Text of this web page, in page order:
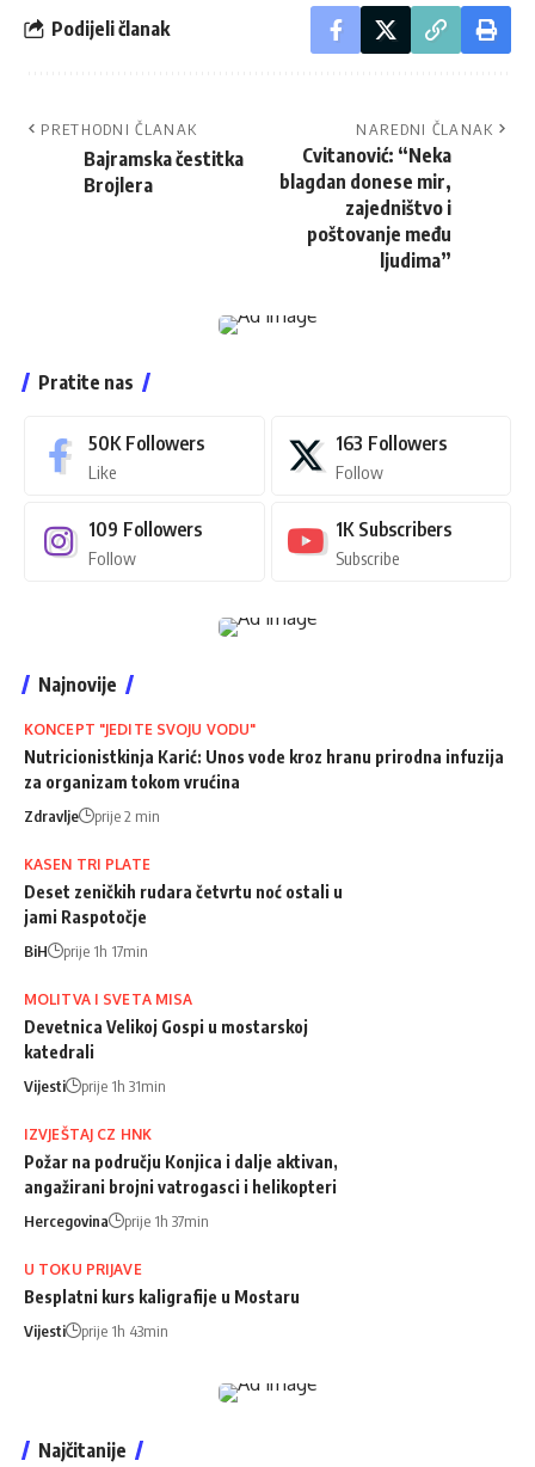
Podijeli članak
PRETHODNI ČLANAK
Bajramska čestitka
Brojlera
NAREDNI ČLANAK
Cvitanović: “Neka
blagdan donese mir,
zajedništvo i
poštovanje među
ljudima”
Pratite nas
50K Followers
Like
163 Followers
Follow
109 Followers
Follow
1K Subscribers
Subscribe
Najnovije
KONCEPT "JEDITE SVOJU VODU"
Nutricionistkinja Karić: Unos vode kroz hranu prirodna infuzija
za organizam tokom vrućina
Zdravlje prije 2 min
KASEN TRI PLATE
Deset zeničkih rudara četvrtu noć ostali u
jami Raspotočje
BiH prije 1h 17min
MOLITVA I SVETA MISA
Devetnica Velikoj Gospi u mostarskoj
katedrali
Vijesti prije 1h 31min
IZVJEŠTAJ CZ HNK
Požar na području Konjica i dalje aktivan,
angažirani brojni vatrogasci i helikopteri
Hercegovina prije 1h 37min
U TOKU PRIJAVE
Besplatni kurs kaligrafije u Mostaru
Vijesti prije 1h 43min
Najčitanije